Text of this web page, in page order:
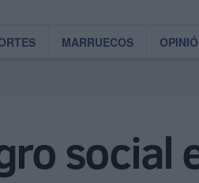
MARRUECOS
social